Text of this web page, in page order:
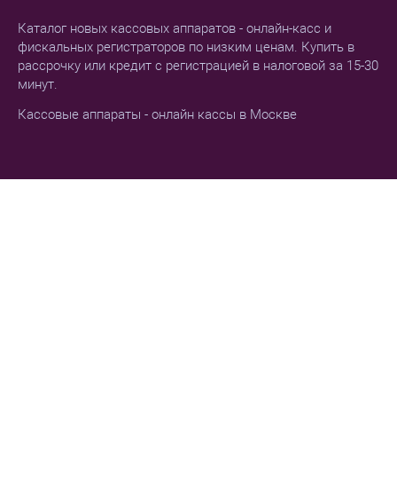
Каталог новых кассовых аппаратов - онлайн-касс и
фискальных регистраторов по низким ценам. Купить в
рассрочку или кредит с регистрацией в налоговой за 15-30
минут.
Кассовые аппараты - онлайн кассы в Москве